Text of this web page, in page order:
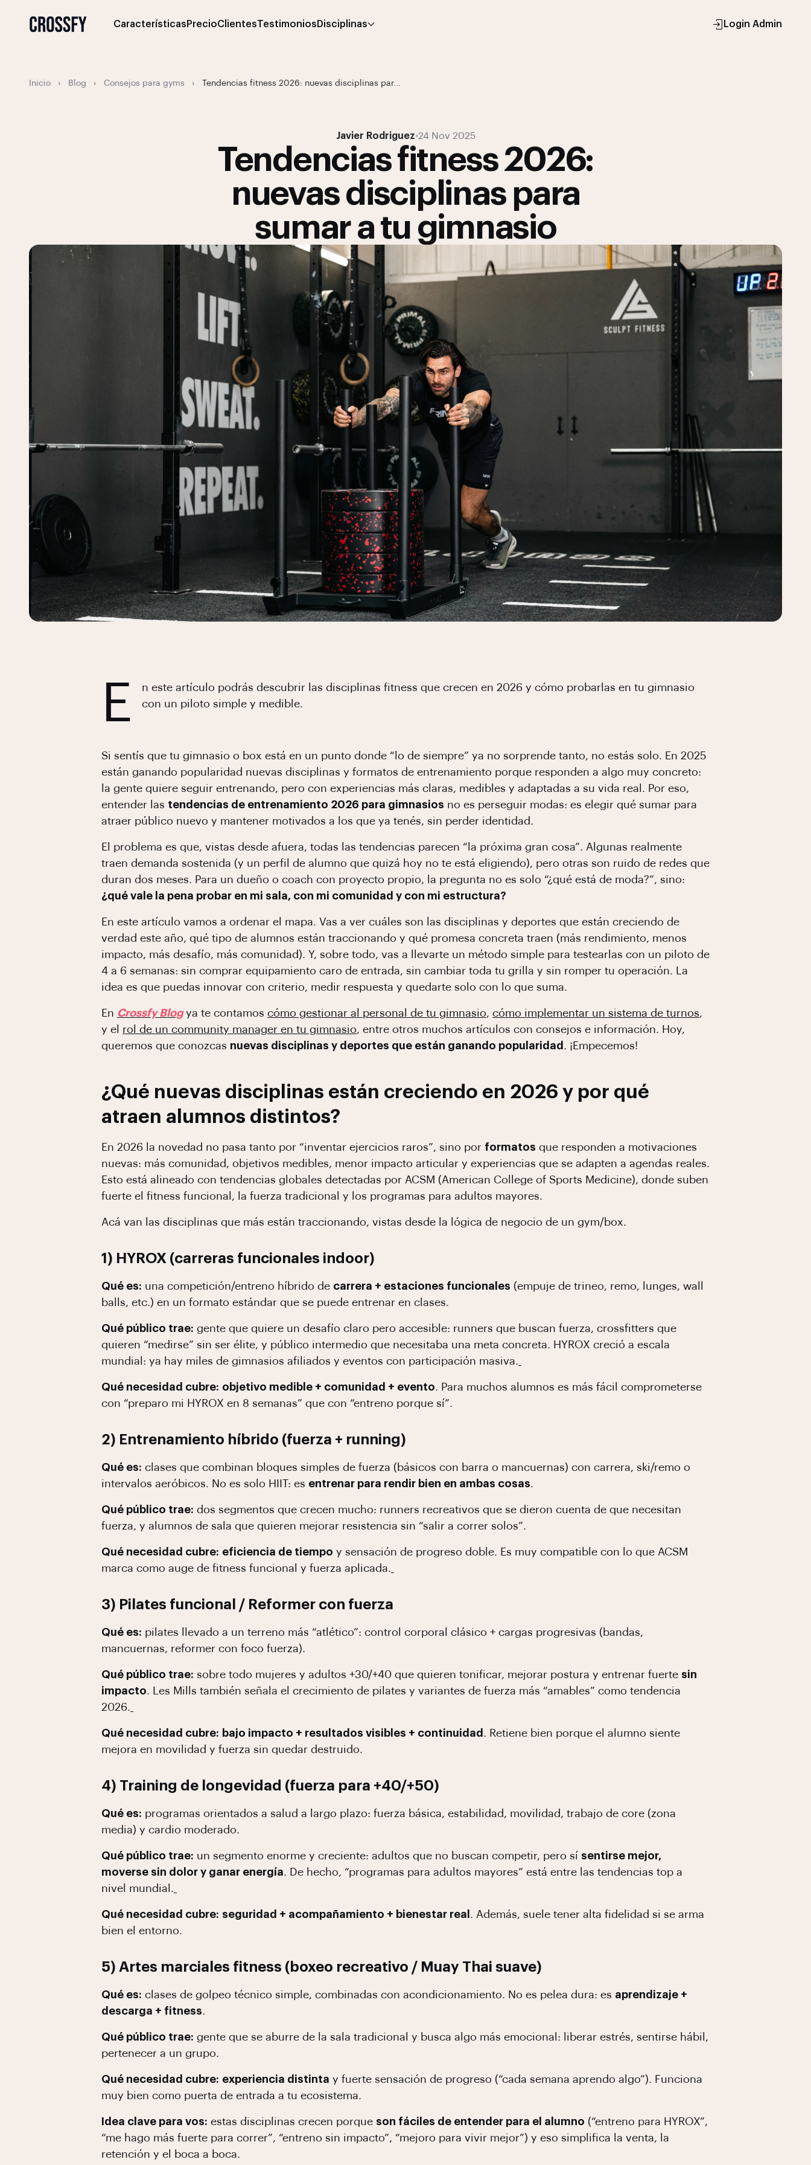
Características PrecioClientesTestimonios Disciplinas Login Admin
Inicio › Blog › Consejos para gyms › Tendencias fitness 2026: nuevas disciplinas par...
Javier Rodriguez•24 Nov 2025
Tendencias fitness 2026:
nuevas disciplinas para
sumar a tu gimnasio
E
n este artículo podrás descubrir las disciplinas fitness que crecen en 2026 y cómo probarlas en tu gimnasio
con un piloto simple y medible.
Si sentís que tu gimnasio o box está en un punto donde “lo de siempre” ya no sorprende tanto, no estás solo. En 2025
están ganando popularidad nuevas disciplinas y formatos de entrenamiento porque responden a algo muy concreto:
la gente quiere seguir entrenando, pero con experiencias más claras, medibles y adaptadas a su vida real. Por eso,
entender las tendencias de entrenamiento 2026 para gimnasios no es perseguir modas: es elegir qué sumar para
atraer público nuevo y mantener motivados a los que ya tenés, sin perder identidad.
El problema es que, vistas desde afuera, todas las tendencias parecen “la próxima gran cosa”. Algunas realmente
traen demanda sostenida (y un perfil de alumno que quizá hoy no te está eligiendo), pero otras son ruido de redes que
duran dos meses. Para un dueño o coach con proyecto propio, la pregunta no es solo “¿qué está de moda?”, sino:
¿qué vale la pena probar en mi sala, con mi comunidad y con mi estructura?
En este artículo vamos a ordenar el mapa. Vas a ver cuáles son las disciplinas y deportes que están creciendo de
verdad este año, qué tipo de alumnos están traccionando y qué promesa concreta traen (más rendimiento, menos
impacto, más desafío, más comunidad). Y, sobre todo, vas a llevarte un método simple para testearlas con un piloto de
4 a 6 semanas: sin comprar equipamiento caro de entrada, sin cambiar toda tu grilla y sin romper tu operación. La
idea es que puedas innovar con criterio, medir respuesta y quedarte solo con lo que suma.
En Crossfy Blogya te contamos cómo gestionar al personal de tu gimnasio, cómo implementar un sistema de turnos,
y el rol de un community manager en tu gimnasio, entre otros muchos artículos con consejos e información. Hoy,
queremos que conozcas nuevas disciplinas y deportes que están ganando popularidad . ¡Empecemos!
¿Qué nuevas disciplinas están creciendo en 2026 y por qué
atraen alumnos distintos?
En 2026 la novedad no pasa tanto por “inventar ejercicios raros”, sino por formatos que responden a motivaciones
nuevas: más comunidad, objetivos medibles, menor impacto articular y experiencias que se adapten a agendas reales.
Esto está alineado con tendencias globales detectadas por ACSM (American College of Sports Medicine), donde suben
fuerte el fitness funcional, la fuerza tradicional y los programas para adultos mayores.
Acá van las disciplinas que más están traccionando, vistas desde la lógica de negocio de un gym/box.
1) HYROX (carreras funcionales indoor)
Qué es: una competición/entreno híbrido de carrera + estaciones funcionales (empuje de trineo, remo, lunges, wall
balls, etc.) en un formato estándar que se puede entrenar en clases.
Qué público trae: gente que quiere un desafío claro pero accesible: runners que buscan fuerza, crossfitters que
quieren “medirse” sin ser élite, y público intermedio que necesitaba una meta concreta. HYROX creció a escala
mundial: ya hay miles de gimnasios afiliados y eventos con participación masiva.
Qué necesidad cubre: objetivo medible + comunidad + evento. Para muchos alumnos es más fácil comprometerse
con “preparo mi HYROX en 8 semanas” que con “entreno porque sí”.
2) Entrenamiento híbrido (fuerza + running)
Qué es: clases que combinan bloques simples de fuerza (básicos con barra o mancuernas) con carrera, ski/remo o
intervalos aeróbicos. No es solo HIIT: es entrenar para rendir bien en ambas cosas.
Qué público trae: dos segmentos que crecen mucho: runners recreativos que se dieron cuenta de que necesitan
fuerza, y alumnos de sala que quieren mejorar resistencia sin “salir a correr solos”.
Qué necesidad cubre: eficiencia de tiempo y sensación de progreso doble. Es muy compatible con lo que ACSM
marca como auge de fitness funcional y fuerza aplicada.
3) Pilates funcional / Reformer con fuerza
Qué es: pilates llevado a un terreno más “atlético”: control corporal clásico + cargas progresivas (bandas,
mancuernas, reformer con foco fuerza).
Qué público trae: sobre todo mujeres y adultos +30/+40 que quieren tonificar, mejorar postura y entrenar fuerte sin
impacto. Les Mills también señala el crecimiento de pilates y variantes de fuerza más “amables” como tendencia
2026.
Qué necesidad cubre: bajo impacto + resultados visibles + continuidad . Retiene bien porque el alumno siente
mejora en movilidad y fuerza sin quedar destruido.
4) Training de longevidad (fuerza para +40/+50)
Qué es: programas orientados a salud a largo plazo: fuerza básica, estabilidad, movilidad, trabajo de core (zona
media) y cardio moderado.
Qué público trae: un segmento enorme y creciente: adultos que no buscan competir, pero sí sentirse mejor,
moverse sin dolor y ganar energía. De hecho, “programas para adultos mayores” está entre las tendencias top a
nivel mundial.
Qué necesidad cubre: seguridad + acompañamiento + bienestar real . Además, suele tener alta fidelidad si se arma
bien el entorno.
5) Artes marciales fitness (boxeo recreativo / Muay Thai suave)
Qué es: clases de golpeo técnico simple, combinadas con acondicionamiento. No es pelea dura: es aprendizaje +
descarga + fitness.
Qué público trae: gente que se aburre de la sala tradicional y busca algo más emocional: liberar estrés, sentirse hábil,
pertenecer a un grupo.
Qué necesidad cubre: experiencia distinta y fuerte sensación de progreso (“cada semana aprendo algo”). Funciona
muy bien como puerta de entrada a tu ecosistema.
Idea clave para vos: estas disciplinas crecen porque son fáciles de entender para el alumno (“entreno para HYROX”,
“me hago más fuerte para correr”, “entreno sin impacto”, “mejoro para vivir mejor”) y eso simplifica la venta, la
retención y el boca a boca.